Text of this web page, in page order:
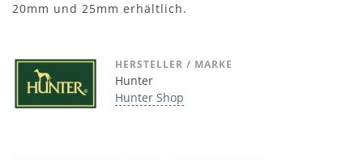
20mm und 25mm erhältlich.
HERSTELLER / MARKE
Hunter
Hunter Shop